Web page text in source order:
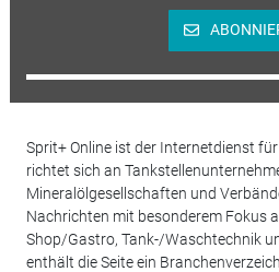
Sprit+ Online ist der Internetdienst
richtet sich an
Mineralölgesellschaften und
Nachrichten mit besonderem Fokus
Shop/Gastro, Tank-/Waschtechnik
enthält die Seite ein